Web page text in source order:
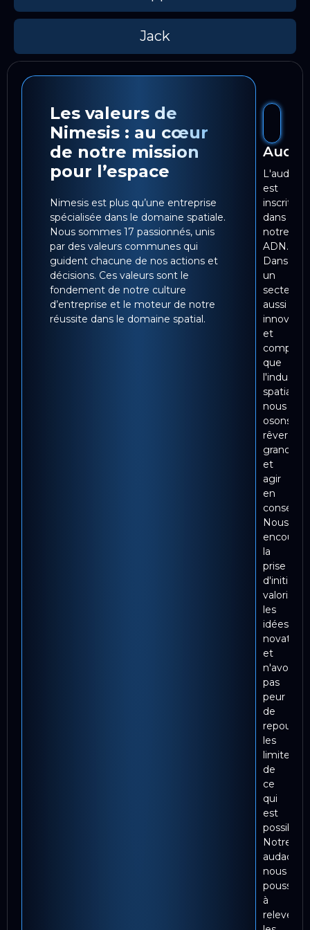
Jack
Les valeurs de
Nimesis : au cœur
de notre mission
pour l’espace
Nimesis est plus qu’une entreprise
spécialisée dans le domaine spatiale.
Nous sommes 17 passionnés, unis
par des valeurs communes qui
guident chacune de nos actions et
décisions. Ces valeurs sont le
fondement de notre culture
d’entreprise et le moteur de notre
réussite dans le domaine spatial.
L'audace
est
inscrite
dans
notre
ADN.
Dans
un
secteur
aussi
innovant
et
que
l'industrie
spatiale,
nous
osons
rêver
grand
et
agir
en
Nous
la
prise
valorisons
les
idées
et
n'avons
pas
peur
de
repousser
les
limites
de
ce
qui
est
possible.
Notre
audace
nous
pousse
à
relever